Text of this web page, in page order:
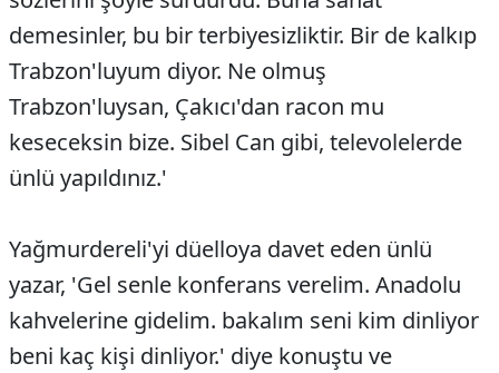
demesinler, bu bir terbiyesizliktir. Bir de kalkıp
Trabzon'luyum diyor. Ne olmuş
Trabzon'luysan, Çakıcı'dan racon mu
keseceksin bize. Sibel Can gibi, televolelerde
ünlü yapıldınız.'
Yağmurdereli'yi düelloya davet eden ünlü
yazar, 'Gel senle konferans verelim. Anadolu
kahvelerine gidelim. bakalım seni kim dinliyor
beni kaç kişi dinliyor.' diye konuştu ve